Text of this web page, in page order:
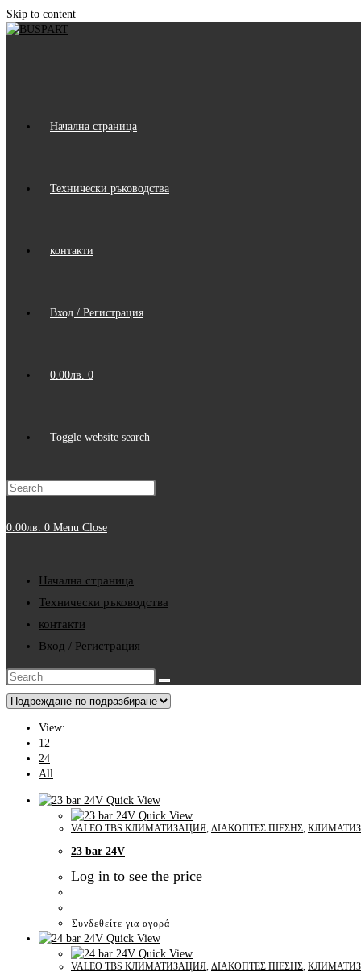
Skip to content
Начална страница
Технически ръководства
контакти
Вход / Регистрация
0.00лв. 0
Toggle website search
0.00лв. 0 Menu Close
Начална страница
Технически ръководства
контакти
Вход / Регистрация
View:
12
24
All
Quick View
Quick View
VALEO TBS КЛИМАТИЗАЦИЯ, ΔΙΑΚΟΠΤΕΣ ΠΙΕΣΗΣ,
23 bar 24V
Log in to see the price
Συνδεθείτε για αγορά
Quick View
Quick View
VALEO TBS КЛИМАТИЗАЦИЯ, ΔΙΑΚΟΠΤΕΣ ΠΙΕΣΗΣ,